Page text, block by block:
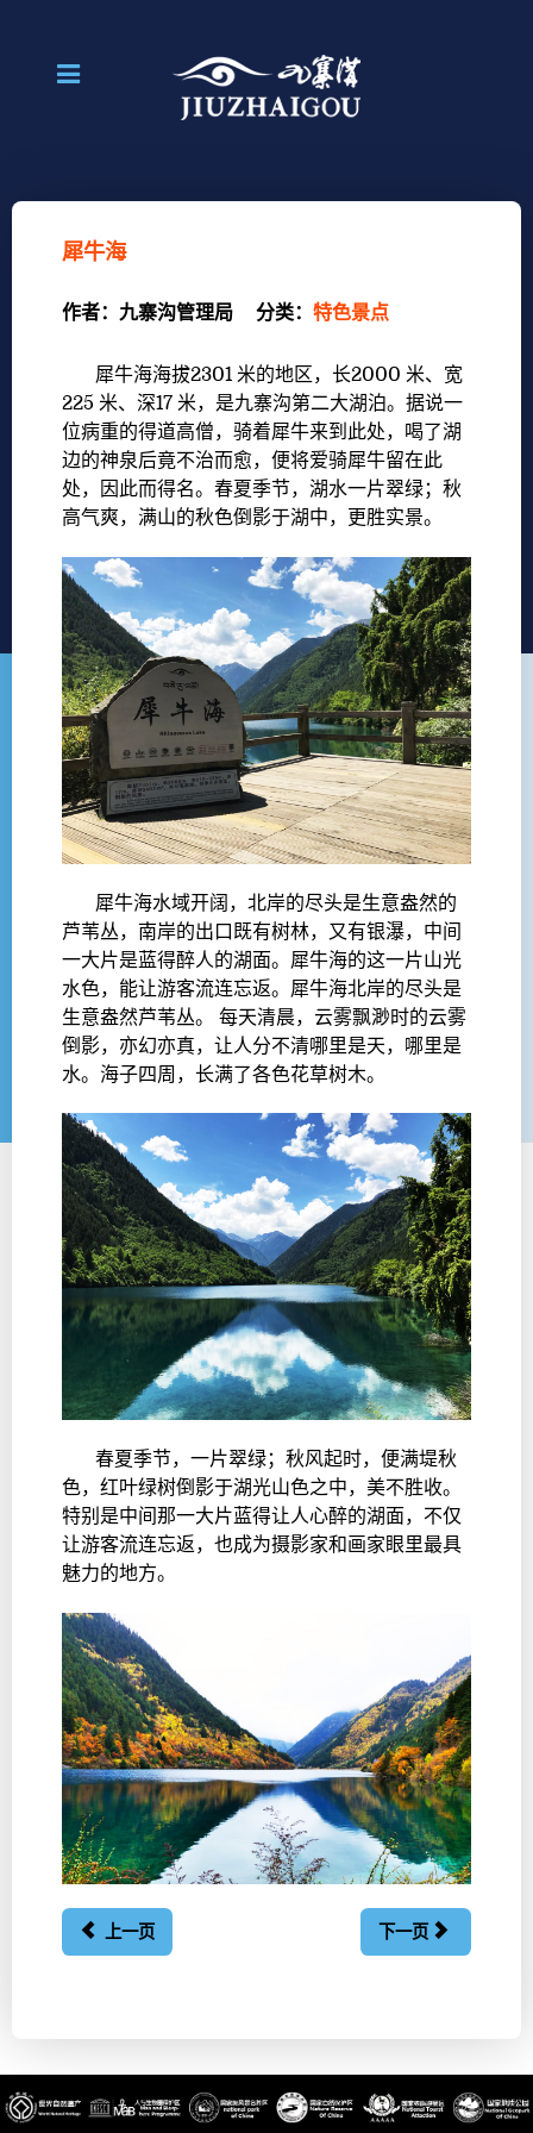
犀牛海
作者： 九寨沟管理局 分类： 特色景点
犀牛海海拔2301 米的地区，长2000 米、宽
225 米、深17 米，是九寨沟第二大湖泊。据说一
位病重的得道高僧，骑着犀牛来到此处，喝了湖
边的神泉后竟不治而愈，便将爱骑犀牛留在此
处，因此而得名。春夏季节，湖水一片翠绿；秋
高气爽，满山的秋色倒影于湖中，更胜实景。
犀牛海水域开阔，北岸的尽头是生意盎然的
芦苇丛，南岸的出口既有树林，又有银瀑，中间
一大片是蓝得醉人的湖面。犀牛海的这一片山光
水色，能让游客流连忘返。犀牛海北岸的尽头是
生意盎然芦苇丛。 每天清晨，云雾飘渺时的云雾
倒影，亦幻亦真，让人分不清哪里是天，哪里是
水。海子四周，长满了各色花草树木。
春夏季节，一片翠绿；秋风起时，便满堤秋
色，红叶绿树倒影于湖光山色之中，美不胜收。
特别是中间那一大片蓝得让人心醉的湖面，不仅
让游客流连忘返，也成为摄影家和画家眼里最具
魅力的地方。
上一页 下一页